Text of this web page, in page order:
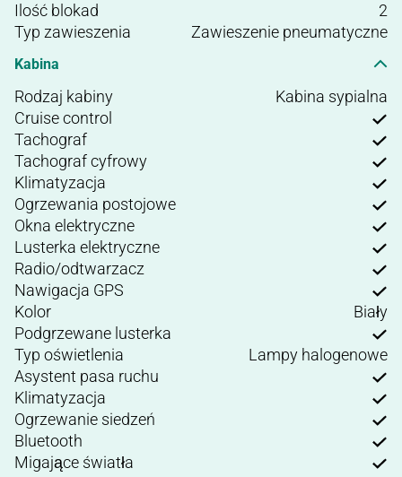
Ilość blokad
2
Typ zawieszenia
Zawieszenie pneumatyczne
Kabina
Rodzaj kabiny
Kabina sypialna
Cruise control
Tachograf
Tachograf cyfrowy
Klimatyzacja
Ogrzewania postojowe
Okna elektryczne
Lusterka elektryczne
Radio/odtwarzacz
Nawigacja GPS
Kolor
Biały
Podgrzewane lusterka
Typ oświetlenia
Lampy halogenowe
Asystent pasa ruchu
Klimatyzacja
Ogrzewanie siedzeń
Bluetooth
Migające światła